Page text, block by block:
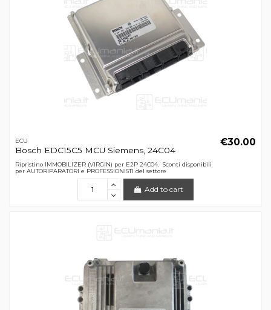
ECU
Bosch EDC15C5 MCU Siemens, 24C04
€30.00
Ripristino IMMOBILIZER (VIRGIN) per E2P 24C04. Sconti disponibili
per AUTORIPARATORI e PROFESSIONISTI del settore
Add to cart